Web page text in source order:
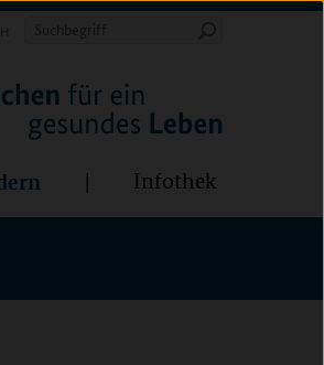
Suchbegriff
Infothek
fördern Infothek